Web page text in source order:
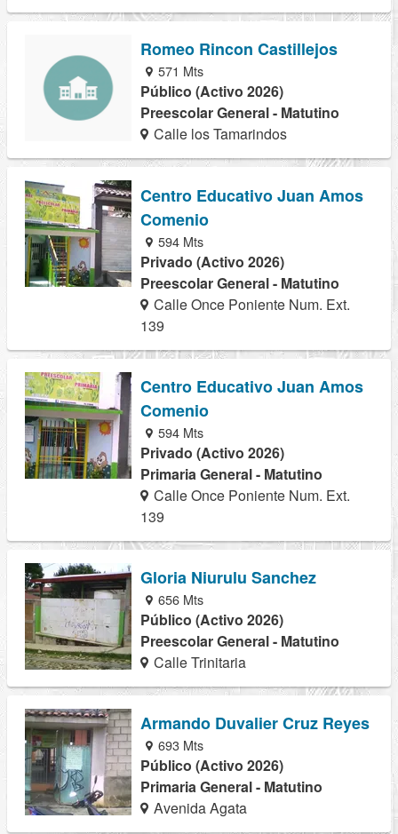
Romeo Rincon Castillejos
571 Mts
Público (Activo 2026)
Preescolar General - Matutino
Calle los Tamarindos
Centro Educativo Juan Amos
Comenio
594 Mts
Privado (Activo 2026)
Preescolar General - Matutino
Calle Once Poniente Num. Ext.
139
Centro Educativo Juan Amos
Comenio
594 Mts
Privado (Activo 2026)
Primaria General - Matutino
Calle Once Poniente Num. Ext.
139
Gloria Niurulu Sanchez
656 Mts
Público (Activo 2026)
Preescolar General - Matutino
Calle Trinitaria
Armando Duvalier Cruz Reyes
693 Mts
Público (Activo 2026)
Primaria General - Matutino
Avenida Agata